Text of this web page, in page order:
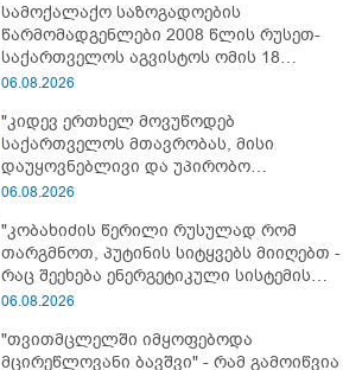
სამოქალაქო საზოგადოების
წარმომადგენლები 2008 წლის რუსეთ-
საქართველოს აგვისტოს ომის 18
წლისთავთან დაკავშირებით ერთობლივ
06.08.2026
"კიდევ ერთხელ მოვუწოდებ
საქართველოს მთავრობას, მისი
დაუყოვნებლივი და უპირობო
გათავისუფლებისკენ" - რას წერს ეუთო-ს
06.08.2026
"კობახიძის წერილი რუსულად რომ
თარგმნოთ, პუტინის სიტყვებს მიიღებთ -
რაც შეეხება ენერგეტიკული სისტემის
პრობლემას, ნამდვილად ვაპირებ
არამედ აღვადგინო ხაზის ტელეფონიც" -
06.08.2026
"თვითმცლელში იმყოფებოდა
მცირეწლოვანი ბავშვი" - რამ გამოიწვია